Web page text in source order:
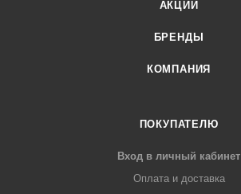
АКЦИИ
БРЕНДЫ
КОМПАНИЯ
ПОКУПАТЕЛЮ
Вход в личный кабинет
Оплата и доставка